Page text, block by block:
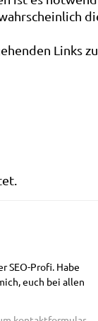
Links zu
SEO-Profi. Habe
euch bei allen